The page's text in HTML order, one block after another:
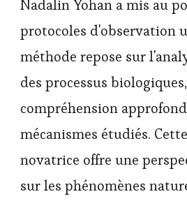
Nadalin Yohan a mis au
protocoles d'observation
méthode repose sur
des processus
compréhension
mécanismes étudiés.
novatrice offre une
sur les phénomènes